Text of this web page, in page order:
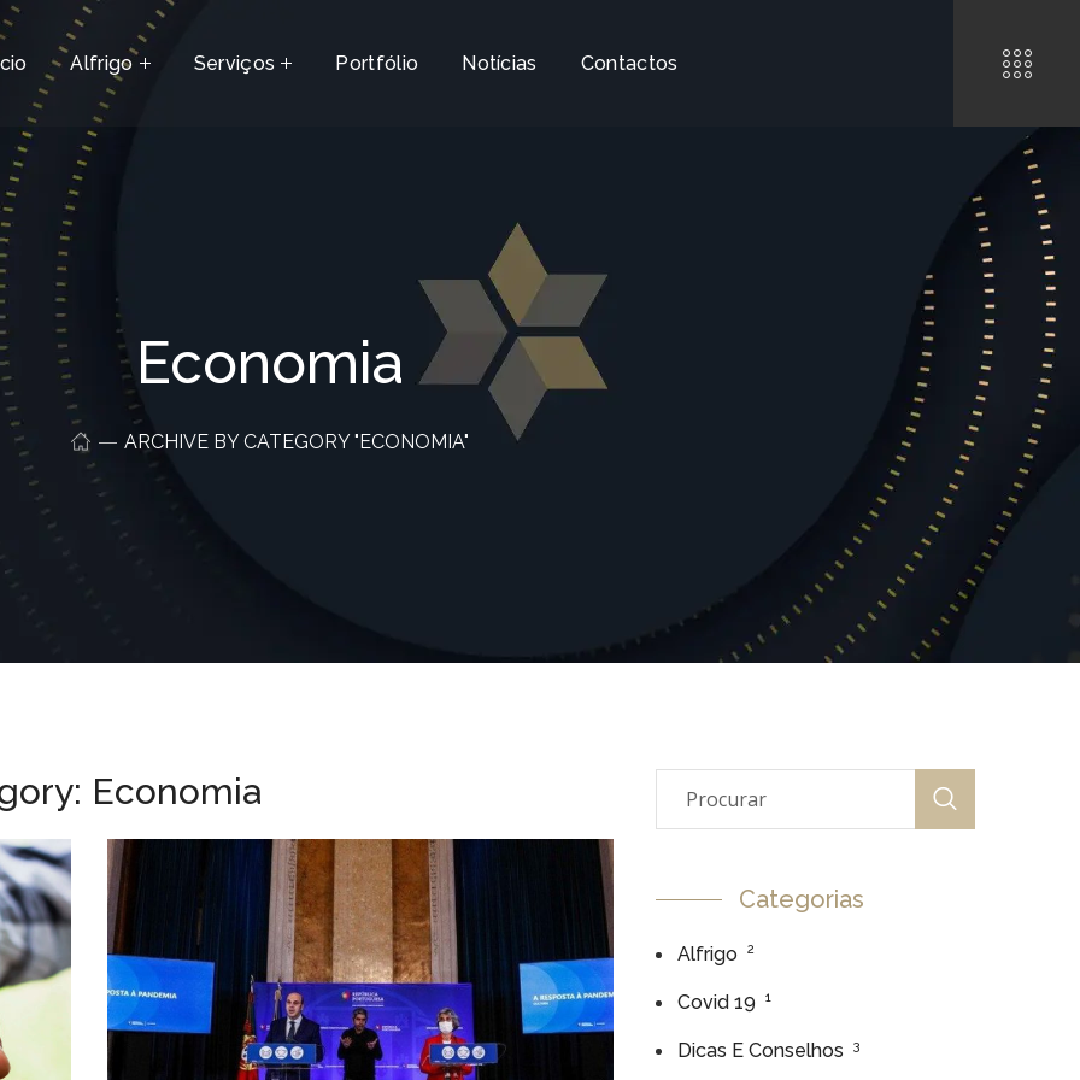
Alfrigo Serviços Portfólio Notícias Contactos
Economia
ARCHIVE BY CATEGORY "ECONOMIA"
Economia
Categorias
Alfrigo 2
Covid 19 1
Dicas E Conselhos 3